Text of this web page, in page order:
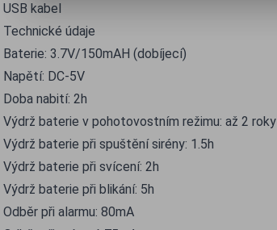
USB kabel
Technické údaje
Baterie: 3.7V/150mAH (dobíjecí)
Napětí: DC-5V
Doba nabití: 2h
Výdrž baterie v pohotovostním režimu: až 2 roky
Výdrž baterie při spuštění sirény: 1.5h
Výdrž baterie při svícení: 2h
Výdrž baterie při blikání: 5h
Odběr při alarmu: 80mA